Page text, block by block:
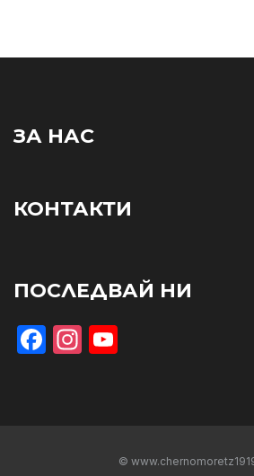
ЗА НАС
КОНТАКТИ
ПОСЛЕДВАЙ НИ
Facebook
Instagram
©